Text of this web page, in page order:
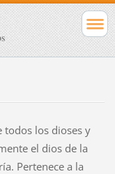
todos los dioses y
el dios de la
Pertenece a la